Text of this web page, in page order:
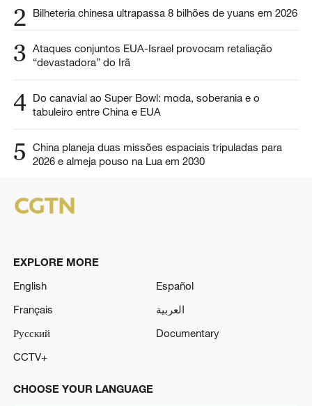
2 Bilheteria chinesa ultrapassa 8 bilhões de yuans em 2026
3 Ataques conjuntos EUA-Israel provocam retaliação
“devastadora” do Irã
4 Do canavial ao Super Bowl: moda, soberania e o
tabuleiro entre China e EUA
5
China planeja duas missões espaciais tripuladas para
2026 e almeja pouso na Lua em 2030
EXPLORE MORE
English
Español
Français
العربية
Русский
Documentary
CCTV+
CHOOSE YOUR LANGUAGE